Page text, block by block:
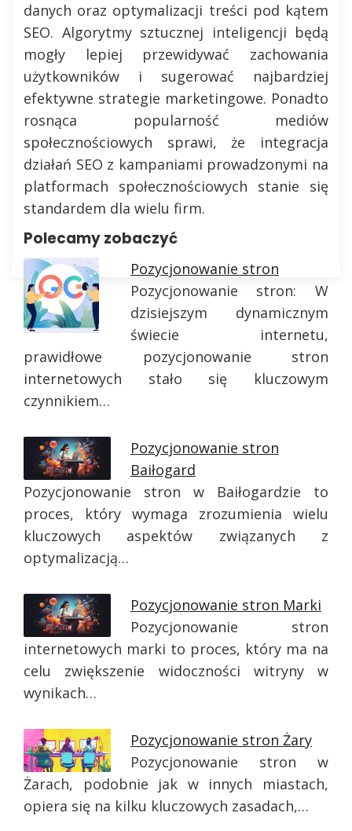
danych oraz optymalizacji treści pod kątem
SEO. Algorytmy sztucznej inteligencji będą
mogły lepiej przewidywać zachowania
użytkowników i sugerować najbardziej
efektywne strategie marketingowe. Ponadto
rosnąca popularność mediów
społecznościowych sprawi, że integracja
działań SEO z kampaniami prowadzonymi na
platformach społecznościowych stanie się
standardem dla wielu firm.
Polecamy zobaczyć
Pozycjonowanie stron
Pozycjonowanie stron: W
dzisiejszym dynamicznym
świecie internetu,
prawidłowe pozycjonowanie stron
internetowych stało się kluczowym
czynnikiem…
Pozycjonowanie stron
Baiłogard
Pozycjonowanie stron w Baiłogardzie to
proces, który wymaga zrozumienia wielu
kluczowych aspektów związanych z
optymalizacją…
Pozycjonowanie stron Marki
Pozycjonowanie stron
internetowych marki to proces, który ma na
celu zwiększenie widoczności witryny w
wynikach…
Pozycjonowanie stron Żary
Pozycjonowanie stron w
Żarach, podobnie jak w innych miastach,
opiera się na kilku kluczowych zasadach,…